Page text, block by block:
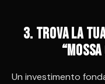
3. Trova la
Un investimento